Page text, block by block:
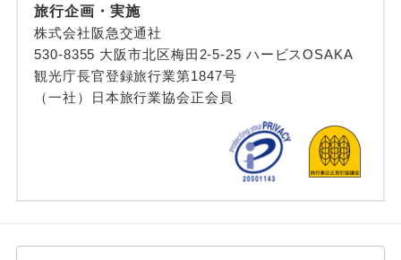
旅行企画・実施
株式会社阪急交通社
530-8355 大阪市北区梅田2-5-25 ハービスOSAKA
観光庁長官登録旅行業第1847号
（一社）日本旅行業協会正会員